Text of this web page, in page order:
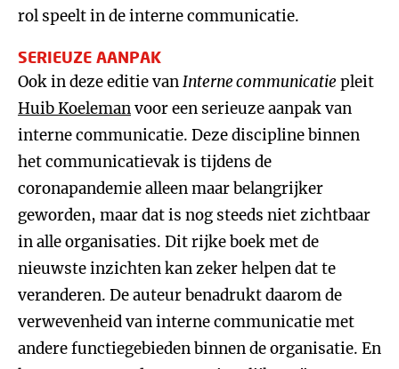
rol speelt in de interne communicatie.
SERIEUZE AANPAK
Ook in deze editie vanInterne communicatie pleit
Huib Koelemanvoor een serieuze aanpak van
interne communicatie. Deze discipline binnen
het communicatievak is tijdens de
coronapandemie alleen maar belangrijker
geworden, maar dat is nog steeds niet zichtbaar
in alle organisaties. Dit rijke boek met de
nieuwste inzichten kan zeker helpen dat te
veranderen. De auteur benadrukt daarom de
verwevenheid van interne communicatie met
andere functiegebieden binnen de organisatie. En